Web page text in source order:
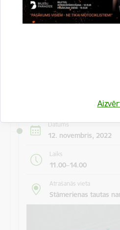
Datums
12. novembris, 2022
Laiks
11.00–14.00
Atrašanās vieta
Stāmerienas tautas